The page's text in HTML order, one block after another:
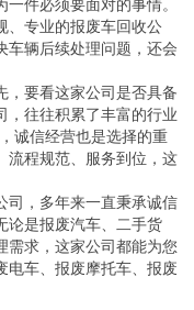
件必须要面对的事情。
、专业的报废车回收公
车辆后续处理问题，还会
，要看这家公司是否具备
，往往积累了丰富的行业
诚信经营也是选择的重
流程规范、服务到位，这
司，多年来一直秉承诚信
论是报废汽车、二手货
需求，这家公司都能为您
电车、报废摩托车、报废